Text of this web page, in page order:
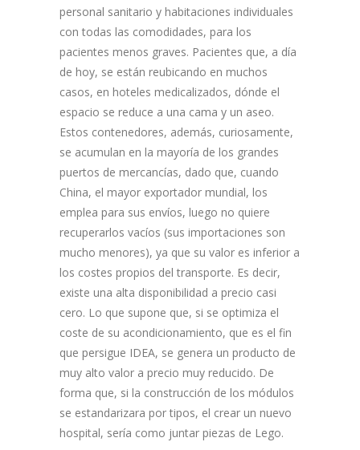
personal sanitario y habitaciones individuales
con todas las comodidades, para los
pacientes menos graves. Pacientes que, a día
de hoy, se están reubicando en muchos
casos, en hoteles medicalizados, dónde el
espacio se reduce a una cama y un aseo.
Estos contenedores, además, curiosamente,
se acumulan en la mayoría de los grandes
puertos de mercancías, dado que, cuando
China, el mayor exportador mundial, los
emplea para sus envíos, luego no quiere
recuperarlos vacíos (sus importaciones son
mucho menores), ya que su valor es inferior a
los costes propios del transporte. Es decir,
existe una alta disponibilidad a precio casi
cero. Lo que supone que, si se optimiza el
coste de su acondicionamiento, que es el fin
que persigue IDEA, se genera un producto de
muy alto valor a precio muy reducido. De
forma que, si la construcción de los módulos
se estandarizara por tipos, el crear un nuevo
hospital, sería como juntar piezas de Lego.